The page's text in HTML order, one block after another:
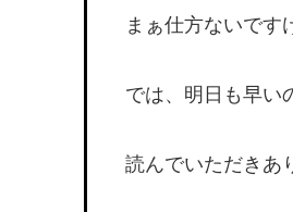
まぁ仕方ないです
では、明日も早い
読んでいただきあ